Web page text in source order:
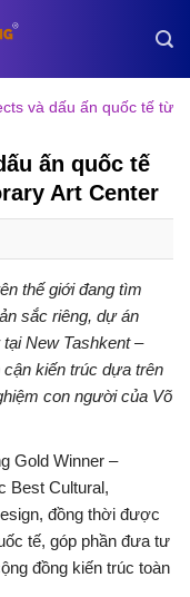
và dấu ấn quốc tế từ
ấn quốc tế
Art Center
thế giới đang tìm
sắc riêng, dự án
New Tashkent –
kiến trúc dựa trên
con người của Võ
Gold Winner –
Best Cultural,
, đồng thời được
tế, góp phần đưa tư
đồng kiến trúc toàn